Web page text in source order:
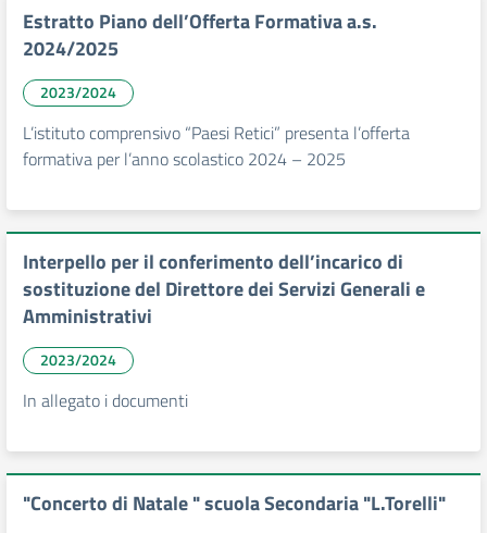
Estratto Piano dell’Offerta Formativa a.s.
2024/2025
2023/2024
L’istituto comprensivo “Paesi Retici” presenta l’offerta
formativa per l’anno scolastico 2024 – 2025
Interpello per il conferimento dell’incarico di
sostituzione del Direttore dei Servizi Generali e
Amministrativi
2023/2024
In allegato i documenti
"Concerto di Natale " scuola Secondaria "L.Torelli"